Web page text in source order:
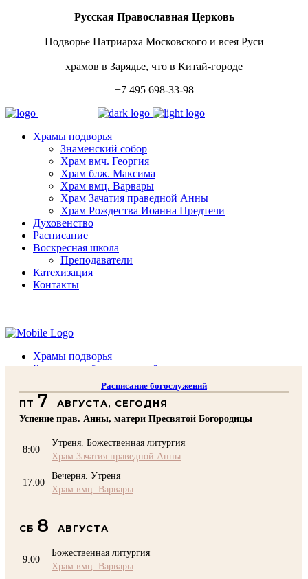
Русская Православная Церковь
Подворье Патриарха Московского и всея Руси
храмов в Зарядье, что в Китай-городе
+7 495 698-33-98
Храмы подворья
Знаменский собор
Храм вмч. Георгия
Храм блж. Максима
Храм вмц. Варвары
Храм Зачатия праведной Анны
Храм Рождества Иоанна Предтечи
Духовенство
Расписание
Воскресная школа
Преподаватели
Катехизация
Контакты
Храмы подворья
Расписание богослужений
Воскресная школа
Преподаватели Воскресной школы
Катехизация
Помочь Подворью
Расписание богослужений
ПТ 7 АВГУСТА, СЕГОДНЯ
Успение прав. Анны, матери Пресвятой Богородицы
8:00
Утреня. Божественная литургия
Храм Зачатия праведной Анны
17:00
Вечерня. Утреня
Храм вмц. Варвары
СБ 8 АВГУСТА
9:00
Божественная литургия
Храм вмц. Варвары